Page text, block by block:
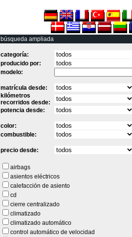
búsqueda ampliada
categoría:
producido por:
modelo:
matrícula desde:
kilómetros
recorridos desde:
potencia desde:
color:
combustible:
precio desde:
airbags
asientos eléctricos
calefacción de asiento
cd
cierre centralizado
climatizado
climatizado automático
control automático de velocidad